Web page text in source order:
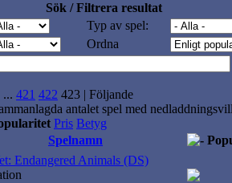
Sök / Filtrera resultat
Typ av spel:
Ordna
... 421 422 423 | Följande
antalet spel med
Pris Betyg
Spelnamn
Endangered Animals (DS)